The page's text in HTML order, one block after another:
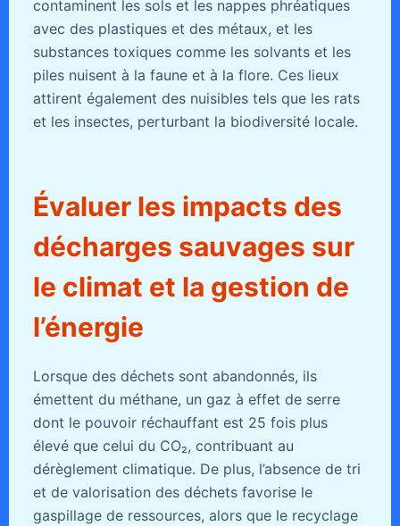
contaminent les sols et les nappes phréatiques
avec des plastiques et des métaux, et les
substances toxiques comme les solvants et les
piles nuisent à la faune et à la flore. Ces lieux
attirent également des nuisibles tels que les rats
et les insectes, perturbant la biodiversité locale.
Évaluer les impacts des
décharges sauvages sur
le climat et la gestion de
l’énergie
Lorsque des déchets sont abandonnés, ils
émettent du méthane, un gaz à effet de serre
dont le pouvoir réchauffant est 25 fois plus
élevé que celui du CO₂, contribuant au
dérèglement climatique. De plus, l’absence de tri
et de valorisation des déchets favorise le
gaspillage de ressources, alors que le recyclage